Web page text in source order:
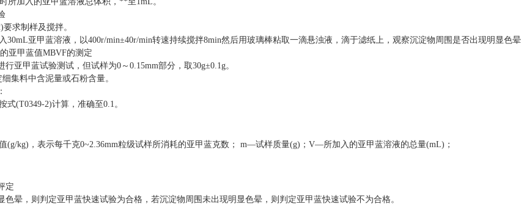
求制样及搅拌。
30mL亚甲蓝溶液，以400r/min±40r/min转速持续搅拌8min然后用玻璃棒粘取一滴悬浊液，滴于滤纸上，观察沉淀物周围是否出现明显色
亚甲蓝值MBVF的测定
行亚甲蓝试验测试，但试样为0～0.15mm部分，取30g±0.1g。
集料中含泥量或石粉含量。
式(T0349-2)计算， 准确至0.1。
(g/kg)，表示每千克0~2.36mm粒级试样所消耗的亚甲蓝克数； m—试样质量(g)；V—所加入的亚甲蓝溶液的总量(mL)；
定
色晕，则判定亚甲蓝快速试验为合格，若沉淀物周围未出现明显色晕，则判定亚甲蓝快速试验不为合格。